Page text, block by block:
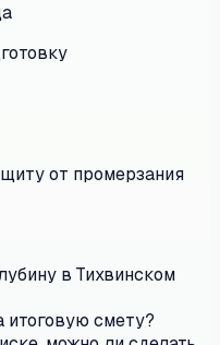
от промерзания
в Тихвинском
итоговую смету?